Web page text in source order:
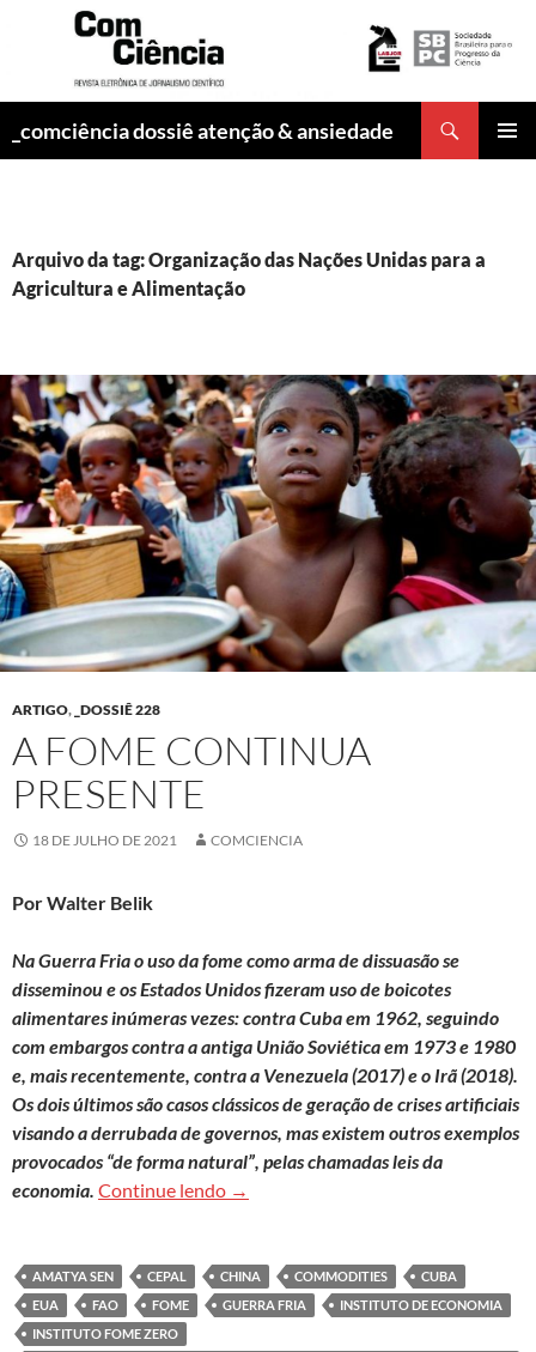
_comciência dossiê atenção & ansiedade
Arquivo da tag: Organização das Nações Unidas para a
Agricultura e Alimentação
ARTIGO, _DOSSIÊ 228
A FOME CONTINUA
PRESENTE
18 DE JULHO DE 2021 COMCIENCIA
Por Walter Belik
Na Guerra Fria o uso da fome como arma de dissuasão se
disseminou e os Estados Unidos fizeram uso de boicotes
alimentares inúmeras vezes: contra Cuba em 1962, seguindo
com embargos contra a antiga União Soviética em 1973 e 1980
e, mais recentemente, contra a Venezuela (2017) e o Irã (2018).
Os dois últimos são casos clássicos de geração de crises artificiais
visando a derrubada de governos, mas existem outros exemplos
provocados “de forma natural”, pelas chamadas leis da
economia. Continue lendo A fome continua presente
→
AMATYA SEN CEPAL CHINA COMMODITIES
CUBA
EUA
FAO FOME GUERRA FRIA
INSTITUTO DE ECONOMIA
INSTITUTO FOME ZERO